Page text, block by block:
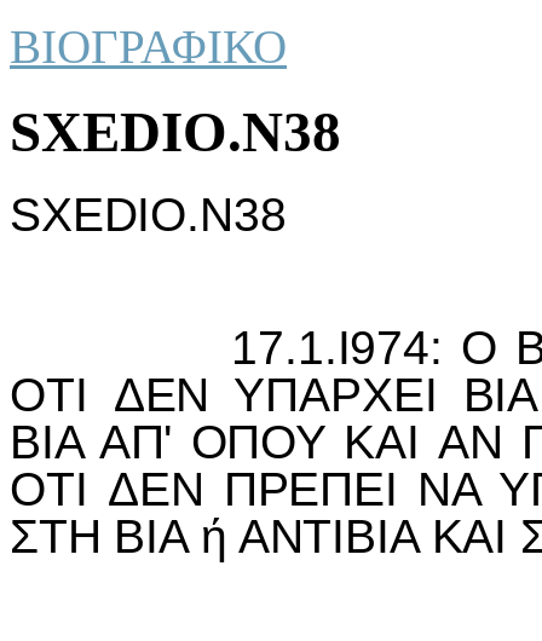
ΒΙΟΓΡΑΦΙΚΟ
SXEDIO.N38
SXEDIO.N38
17.1.I974: Ο
ΟΤI ΔΕΝ ΥΠΑΡΧΕI
ΒIΑ ΑΠ' ΟΠΟΥ ΚΑI ΑΝ
ΟΤI ΔΕΝ ΠΡΕΠΕI ΝΑ
ΣΤΗ ΒIΑ ή ΑΝΤIΒIΑ ΚΑI